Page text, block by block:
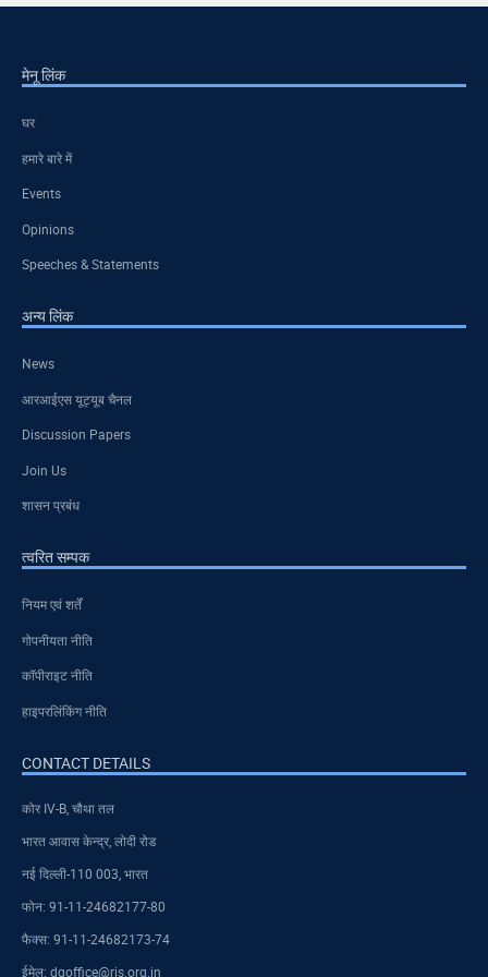
मेनू लिंक
घर
हमारे बारे में
Events
Opinions
Speeches & Statements
अन्य लिंक
News
आरआईएस यूट्यूब चैनल
Discussion Papers
Join Us
शासन प्रबंध
त्वरित सम्पक
नियम एवं शर्तें
गोपनीयता नीति
कॉपीराइट नीति
हाइपरलिंकिंग नीति
CONTACT DETAILS
कोर IV-B, चौथा तल
भारत आवास केन्द्र, लोदी रोड
नई दिल्ली-110 003, भारत
फोन: 91-11-24682177-80
फैक्स: 91-11-24682173-74
ईमेल: dgoffice@ris.org.in